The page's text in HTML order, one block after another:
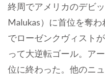
終周でアメリカのデビ
Malukas）に首位を奪
でローゼンクヴィスト
って大逆転ゴール。ア
位に終わった。他のニ